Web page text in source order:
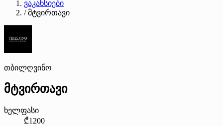
ვაკანსიები
/ მტვირთავი
თბილღვინო
მტვირთავი
ხელფასი
₾1200